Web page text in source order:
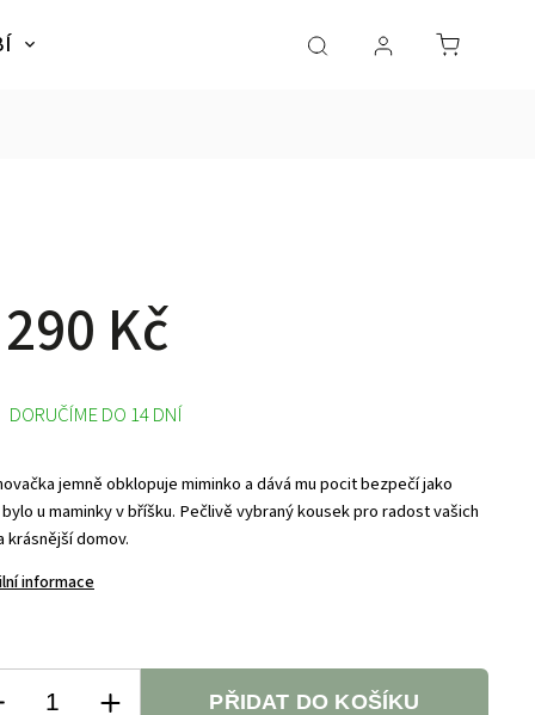
SLADKÉ SNY Dárky pro
Kč
jemně obklopuje miminko a dává mu pocit bezpečí jako
u maminky v bříšku. Pečlivě vybraný kousek pro radost vašich
krásnější domov.
informace
DORUČÍME DO 14 DNÍ
PŘIDAT DO KOŠÍKU